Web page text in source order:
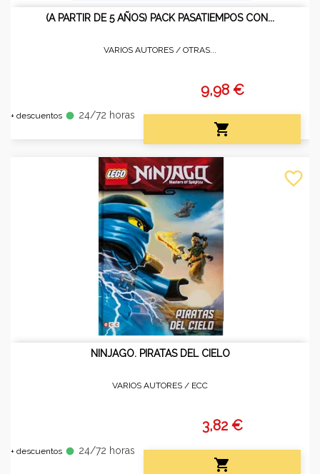
(A PARTIR DE 5 AÑOS) PACK PASATIEMPOS CON...
VARIOS AUTORES / OTRAS...
+ descuentos fiber_manual_record 24/72 horas
9,98 €

NINJAGO. PIRATAS DEL CIELO
VARIOS AUTORES / ECC
+ descuentos fiber_manual_record 24/72 horas
3,82 €

favorite_border